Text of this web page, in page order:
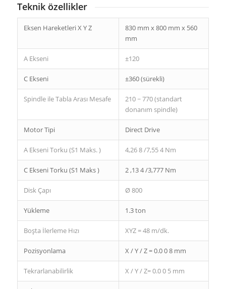
Teknik özellikler
Eksen Hareketleri X Y Z
830 mm x 800 mm x 560
mm
A Ekseni ±120
C Ekseni ±360 (sürekli)
Spindle ile Tabla Arası Mesafe
210 ~ 770 (standart
donanım spindle)
Motor Tipi Direct Drive
A Ekseni Torku (S1 Maks. ) 4,26 8 /7,55 4 Nm
C Ekseni Torku (S1 Maks ) 2 ,13 4 /3,777 Nm
Disk Çapı Ø 800
Yükleme 1.3 ton
Boşta İlerleme Hızı XYZ = 48 m/dk.
Pozisyonlama X / Y / Z = 0.0 0 8 mm
Tekrarlanabilirlik X / Y / Z= 0.0 0 5 mm